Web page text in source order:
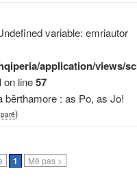
variable: emriautor
application/views/
on line57
bërthamore : as Po, as Jo!
)
1 Më pas >